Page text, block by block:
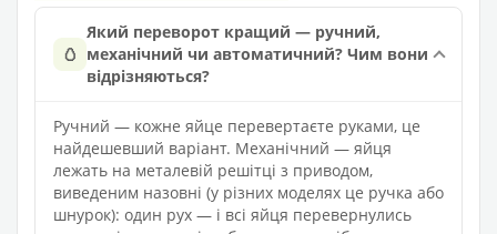
🥚
Який переворот кращий — ручний,
механічний чи автоматичний? Чим вони
відрізняються?
Ручний — кожне яйце перевертаєте руками, це
найдешевший варіант. Механічний — яйця
лежать на металевій решітці з приводом,
виведеним назовні (у різних моделях це ручка або
шнурок): один рух — і всі яйця перевернулись